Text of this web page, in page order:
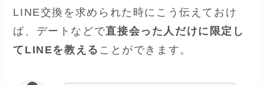
LINE交換を求められた時にこう伝えておけ
ば、デートなどで直接会った人だけに限定し
てLINEを教える ことができます。